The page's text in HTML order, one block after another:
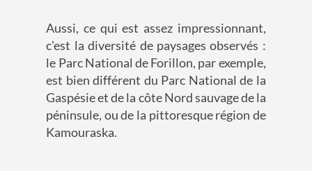
Aussi, ce qui est assez impressionnant,
c'est la diversité de paysages observés :
le Parc National de Forillon, par exemple,
est bien différent du Parc National de la
Gaspésie et de la côte Nord sauvage de la
péninsule, ou de la pittoresque région de
Kamouraska.